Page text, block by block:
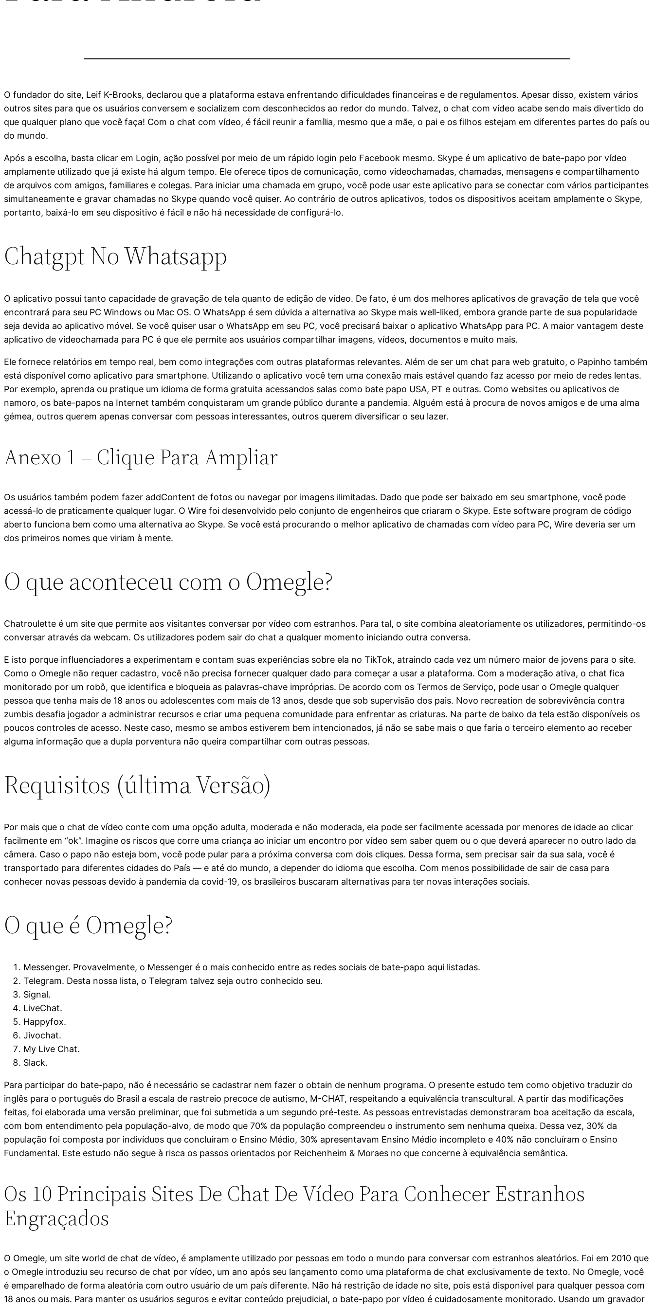
O fundador do site, Leif K-Brooks, declarou que a plataforma estava enfrentando dificuldades financeiras e de regulamentos. Apesar disso, existem vários
outros sites para que os usuários conversem e socializem com desconhecidos ao redor do mundo. Talvez, o chat com vídeo acabe sendo mais divertido do
que qualquer plano que você faça! Com o chat com vídeo, é fácil reunir a família, mesmo que a mãe, o pai e os filhos estejam em diferentes partes do país ou
do mundo.
Após a escolha, basta clicar em Login, ação possível por meio de um rápido login pelo Facebook mesmo. Skype é um aplicativo de bate-papo por vídeo
amplamente utilizado que já existe há algum tempo. Ele oferece tipos de comunicação, como videochamadas, chamadas, mensagens e compartilhamento
de arquivos com amigos, familiares e colegas. Para iniciar uma chamada em grupo, você pode usar este aplicativo para se conectar com vários participantes
simultaneamente e gravar chamadas no Skype quando você quiser. Ao contrário de outros aplicativos, todos os dispositivos aceitam amplamente o Skype,
portanto, baixá-lo em seu dispositivo é fácil e não há necessidade de configurá-lo.
Chatgpt No Whatsapp
O aplicativo possui tanto capacidade de gravação de tela quanto de edição de vídeo. De fato, é um dos melhores aplicativos de gravação de tela que você
encontrará para seu PC Windows ou Mac OS. O WhatsApp é sem dúvida a alternativa ao Skype mais well-liked, embora grande parte de sua popularidade
seja devida ao aplicativo móvel. Se você quiser usar o WhatsApp em seu PC, você precisará baixar o aplicativo WhatsApp para PC. A maior vantagem deste
aplicativo de videochamada para PC é que ele permite aos usuários compartilhar imagens, vídeos, documentos e muito mais.
Ele fornece relatórios em tempo real, bem como integrações com outras plataformas relevantes. Além de ser um chat para web gratuito, o Papinho também
está disponível como aplicativo para smartphone. Utilizando o aplicativo você tem uma conexão mais estável quando faz acesso por meio de redes lentas.
Por exemplo, aprenda ou pratique um idioma de forma gratuita acessandos salas como bate papo USA, PT e outras. Como websites ou aplicativos de
namoro, os bate-papos na Internet também conquistaram um grande público durante a pandemia. Alguém está à procura de novos amigos e de uma alma
gémea, outros querem apenas conversar com pessoas interessantes, outros querem diversificar o seu lazer.
Anexo 1 – Clique Para Ampliar
Os usuários também podem fazer addContent de fotos ou navegar por imagens ilimitadas. Dado que pode ser baixado em seu smartphone, você pode
acessá-lo de praticamente qualquer lugar. O Wire foi desenvolvido pelo conjunto de engenheiros que criaram o Skype. Este software program de código
aberto funciona bem como uma alternativa ao Skype. Se você está procurando o melhor aplicativo de chamadas com vídeo para PC, Wire deveria ser um
dos primeiros nomes que viriam à mente.
O que aconteceu com o Omegle?
Chatroulette é um site que permite aos visitantes conversar por vídeo com estranhos. Para tal, o site combina aleatoriamente os utilizadores, permitindo-os
conversar através da webcam. Os utilizadores podem sair do chat a qualquer momento iniciando outra conversa.
E isto porque influenciadores a experimentam e contam suas experiências sobre ela no TikTok, atraindo cada vez um número maior de jovens para o site.
Como o Omegle não requer cadastro, você não precisa fornecer qualquer dado para começar a usar a plataforma. Com a moderação ativa, o chat fica
monitorado por um robô, que identifica e bloqueia as palavras-chave impróprias. De acordo com os Termos de Serviço, pode usar o Omegle qualquer
pessoa que tenha mais de 18 anos ou adolescentes com mais de 13 anos, desde que sob supervisão dos pais. Novo recreation de sobrevivência contra
zumbis desafia jogador a administrar recursos e criar uma pequena comunidade para enfrentar as criaturas. Na parte de baixo da tela estão disponíveis os
poucos controles de acesso. Neste caso, mesmo se ambos estiverem bem intencionados, já não se sabe mais o que faria o terceiro elemento ao receber
alguma informação que a dupla porventura não queira compartilhar com outras pessoas.
Requisitos (última Versão)
Por mais que o chat de vídeo conte com uma opção adulta, moderada e não moderada, ela pode ser facilmente acessada por menores de idade ao clicar
facilmente em “ok”. Imagine os riscos que corre uma criança ao iniciar um encontro por vídeo sem saber quem ou o que deverá aparecer no outro lado da
câmera. Caso o papo não esteja bom, você pode pular para a próxima conversa com dois cliques. Dessa forma, sem precisar sair da sua sala, você é
transportado para diferentes cidades do País — e até do mundo, a depender do idioma que escolha. Com menos possibilidade de sair de casa para
conhecer novas pessoas devido à pandemia da covid-19, os brasileiros buscaram alternativas para ter novas interações sociais.
O que é Omegle?
Messenger. Provavelmente, o Messenger é o mais conhecido entre as redes sociais de bate-papo aqui listadas.
Telegram. Desta nossa lista, o Telegram talvez seja outro conhecido seu.
Signal.
LiveChat.
Happyfox.
Jivochat.
My Live Chat.
Slack.
Para participar do bate-papo, não é necessário se cadastrar nem fazer o obtain de nenhum programa. O presente estudo tem como objetivo traduzir do
inglês para o português do Brasil a escala de rastreio precoce de autismo, M-CHAT, respeitando a equivalência transcultural. A partir das modificações
feitas, foi elaborada uma versão preliminar, que foi submetida a um segundo pré-teste. As pessoas entrevistadas demonstraram boa aceitação da escala,
com bom entendimento pela população-alvo, de modo que 70% da população compreendeu o instrumento sem nenhuma queixa. Dessa vez, 30% da
população foi composta por indivíduos que concluíram o Ensino Médio, 30% apresentavam Ensino Médio incompleto e 40% não concluíram o Ensino
Fundamental. Este estudo não segue à risca os passos orientados por Reichenheim & Moraes no que concerne à equivalência semântica.
Os 10 Principais Sites De Chat De Vídeo Para Conhecer Estranhos
Engraçados
O Omegle, um site world de chat de vídeo, é amplamente utilizado por pessoas em todo o mundo para conversar com estranhos aleatórios. Foi em 2010 que
o Omegle introduziu seu recurso de chat por vídeo, um ano após seu lançamento como uma plataforma de chat exclusivamente de texto. No Omegle, você
é emparelhado de forma aleatória com outro usuário de um país diferente. Não há restrição de idade no site, pois está disponível para qualquer pessoa com
18 anos ou mais. Para manter os usuários seguros e evitar conteúdo prejudicial, o bate-papo por vídeo é cuidadosamente monitorado. Usando um gravador